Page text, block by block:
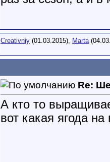
Creativniy (01.03.2015), Marta
Re:
А кто то
вот какая ягода на